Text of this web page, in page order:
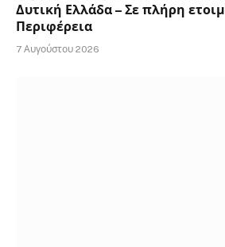
Δυτική Ελλάδα – Σε πλήρη
Περιφέρεια
7 Αυγούστου 2026